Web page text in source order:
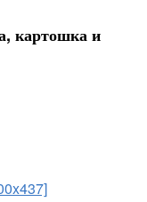
картошка и